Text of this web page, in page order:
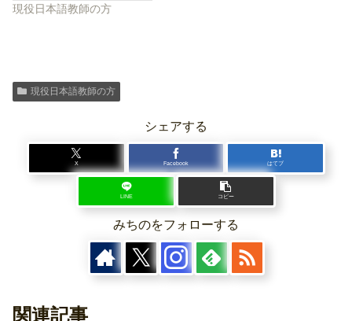
現役日本語教師の方
現役日本語教師の方
シェアする
X Facebook はてブ
LINE コピー
みちのをフォローする
関連記事